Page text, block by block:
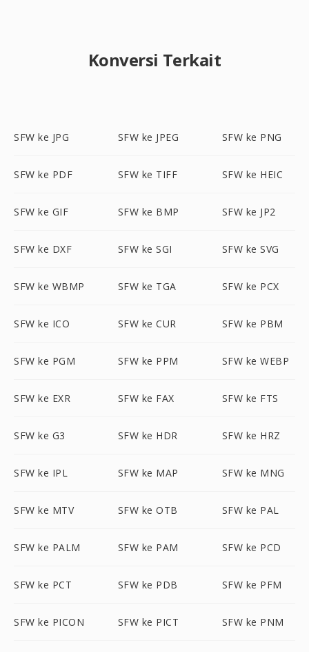
Konversi Terkait
SFW ke JPG SFW ke JPEG SFW ke PNG
SFW ke PDF SFW ke TIFF SFW ke HEIC
SFW ke GIF SFW ke BMP SFW ke JP2
SFW ke DXF SFW ke SGI SFW ke SVG
SFW ke WBMP SFW ke TGA SFW ke PCX
SFW ke ICO SFW ke CUR SFW ke PBM
SFW ke PGM SFW ke PPM SFW ke WEBP
SFW ke EXR SFW ke FAX SFW ke FTS
SFW ke G3 SFW ke HDR SFW ke HRZ
SFW ke IPL SFW ke MAP SFW ke MNG
SFW ke MTV SFW ke OTB SFW ke PAL
SFW ke PALM SFW ke PAM SFW ke PCD
SFW ke PCT SFW ke PDB SFW ke PFM
SFW ke PICON SFW ke PICT SFW ke PNM